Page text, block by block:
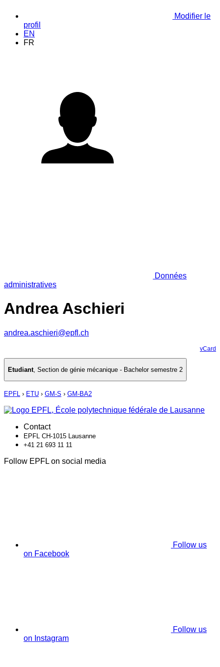
Modifier le
profil
EN
FR
Données
administratives
Andrea Aschieri
andrea.aschieri@epfl.ch
vCard
Etudiant, Section de génie mécanique - Bachelor semestre 2
EPFL › ETU › GM-S › GM-BA2
Contact
EPFL CH-1015 Lausanne
+41 21 693 11 11
Follow EPFL on social media
Follow us
on Facebook
Follow us
on Instagram